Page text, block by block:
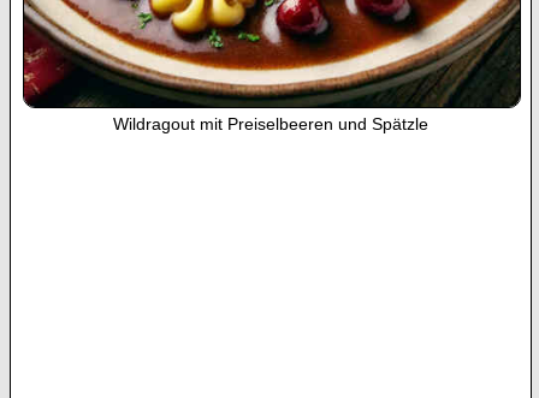
Wildragout mit Preiselbeeren und Spätzle